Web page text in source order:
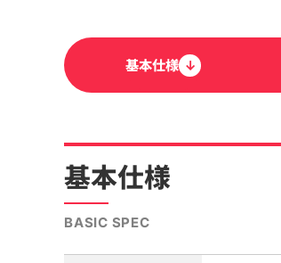
基本仕様 ↓
基本仕様
BASIC SPEC